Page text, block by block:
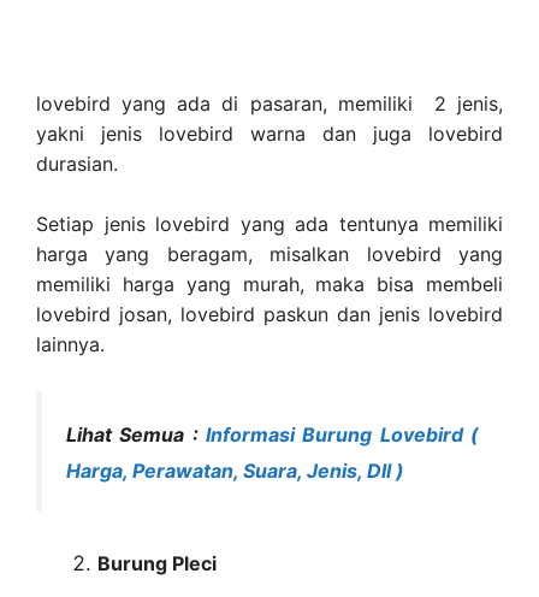
lovebird yang ada di pasaran, memiliki 2 jenis,
yakni jenis lovebird warna dan juga lovebird
durasian.
Setiap jenis lovebird yang ada tentunya memiliki
harga yang beragam, misalkan lovebird yang
memiliki harga yang murah, maka bisa membeli
lovebird josan, lovebird paskun dan jenis lovebird
lainnya.
Lihat Semua : Informasi Burung Lovebird (
Harga, Perawatan, Suara, Jenis, Dll )
Burung Pleci